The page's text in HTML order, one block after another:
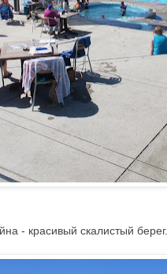
- красивый скалистый берег.